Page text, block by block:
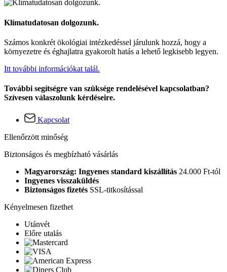
Klímatudatosan dolgozunk.
Számos konkrét ökológiai intézkedéssel járulunk hozzá, hogy a
környezetre és éghajlatra gyakorolt hatás a lehető legkisebb legyen.
Itt további információkat talál.
További segítségre van szüksége rendelésével kapcsolatban?
Szívesen válaszolunk kérdéseire.
Kapcsolat
Ellenőrzött minőség
Biztonságos és megbízható vásárlás
Magyarország: Ingyenes standard kiszállítás 24.000 Ft-tól
Ingyenes visszaküldés
Biztonságos fizetés SSL-titkosítással
Kényelmesen fizethet
Utánvét
Előre utalás